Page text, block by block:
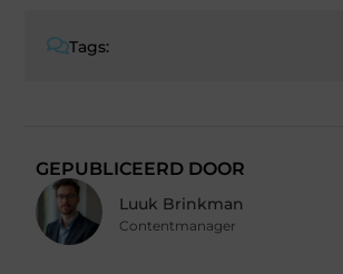
Tags:
GEPUBLICEERD DOOR
Luuk Brinkman
Contentmanager